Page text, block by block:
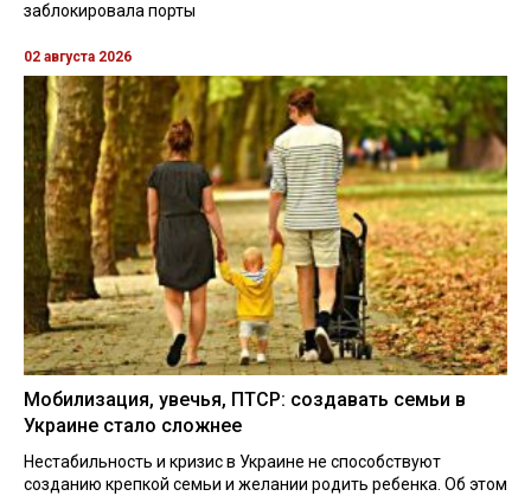
заблокировала порты
02 августа 2026
Мобилизация, увечья, ПТСР: создавать семьи в
Украине стало сложнее
Нестабильность и кризис в Украине не способствуют
созданию крепкой семьи и желании родить ребенка. Об этом